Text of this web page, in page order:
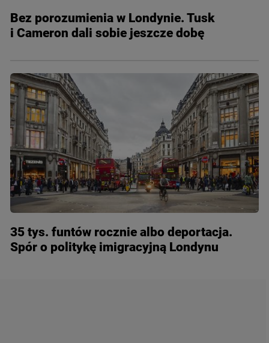
Bez porozumienia w Londynie. Tusk
i Cameron dali sobie jeszcze dobę
35 tys. funtów rocznie albo deportacja.
Spór o politykę imigracyjną Londynu